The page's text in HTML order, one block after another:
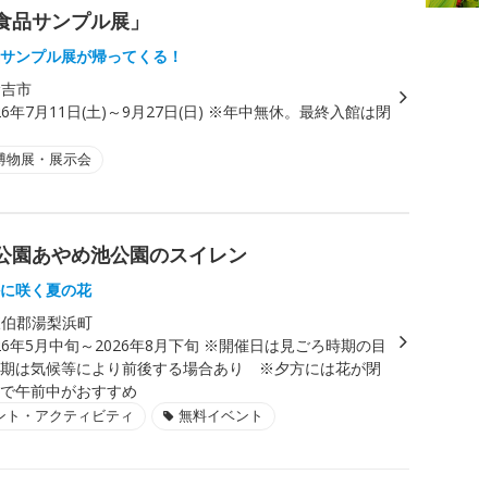
サンプル展」
ンプル展が帰ってくる！
市
年7月11日(土)～9月27日(日) ※年中無休。最終入館は閉
物展・展示会
園あやめ池公園のスイレン
咲く夏の花
郡湯梨浜町
年5月中旬～2026年8月下旬 ※開催日は見ごろ時期の目
は気候等により前後する場合あり ※夕方には花が閉
午前中がおすすめ
ト・アクティビティ 無料イベント